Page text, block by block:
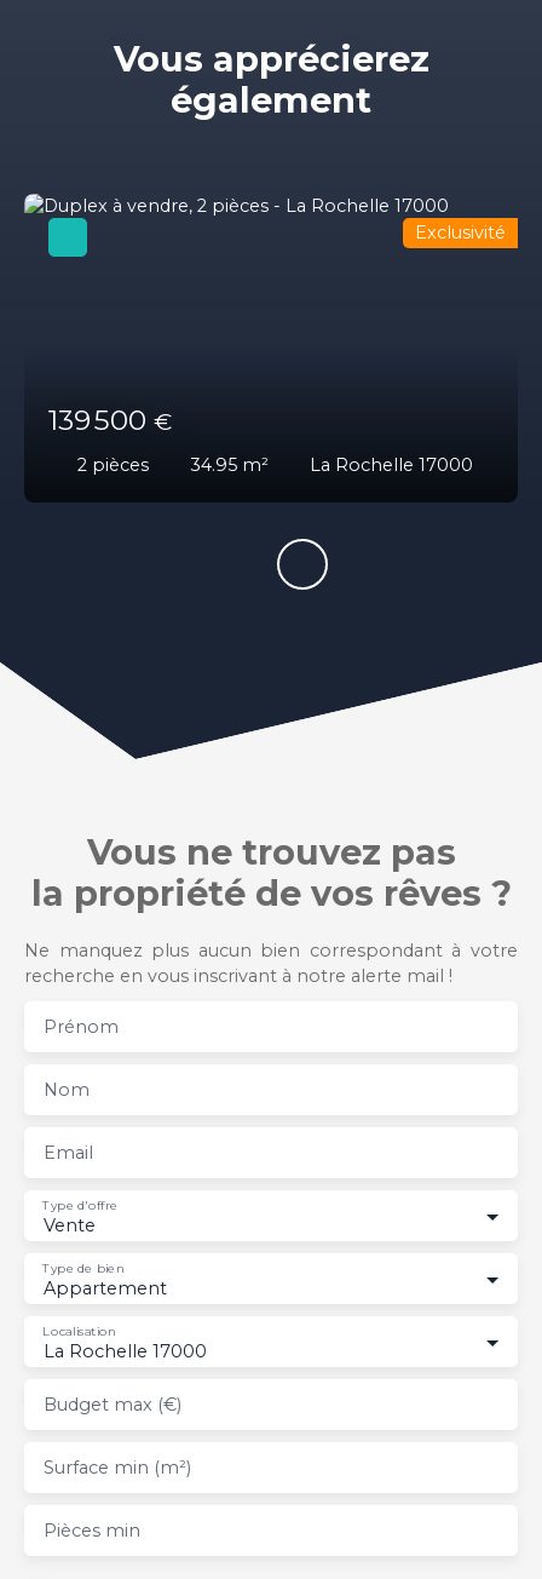
Vous apprécierez
également
139 500 €
2 pièces 34.95 m² La Rochelle 17000
Exclusivité
Vous ne trouvez pas
la propriété de vos rêves ?
Ne manquez plus aucun bien correspondant à votre
recherche en vous inscrivant à notre alerte mail !
Prénom
Nom
Email
Vente
Type d'offre
Appartement
Type de bien
La Rochelle 17000
Localisation
Budget max (€)
Surface min (m²)
Pièces min